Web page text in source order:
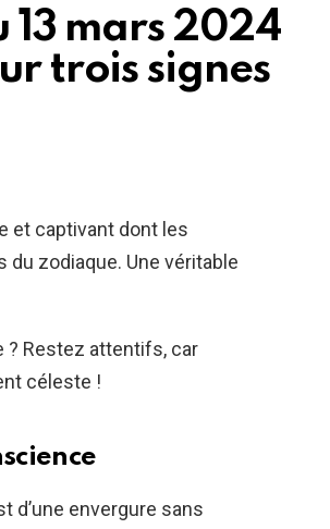
13 mars 2024
trois signes
et captivant dont les
zodiaque. Une véritable
? Restez attentifs, car
céleste !
d’une envergure sans